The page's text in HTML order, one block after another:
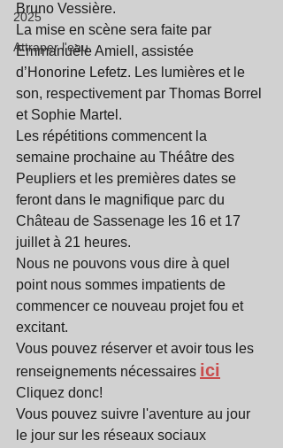
2025
Attraper l'eau
Bruno Vessière.
La mise en scène sera faite par
Emmanuèle Amiell, assistée
d’Honorine Lefetz. Les lumières et le
son, respectivement par Thomas Borrel
et Sophie Martel.
Les répétitions commencent la
semaine prochaine au Théâtre des
Peupliers et les premières dates se
feront dans le magnifique parc du
Château de Sassenage les 16 et 17
juillet à 21 heures.
Nous ne pouvons vous dire à quel
point nous sommes impatients de
commencer ce nouveau projet fou et
excitant.
Vous pouvez réserver et avoir tous les
renseignements nécessaires ici
Cliquez donc!
Vous pouvez suivre l'aventure au jour
le jour sur les réseaux sociaux